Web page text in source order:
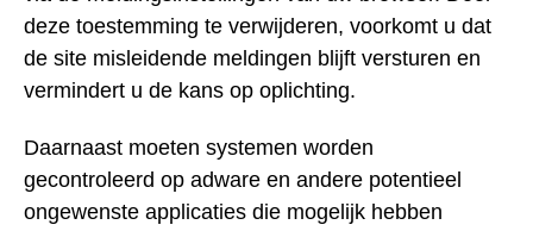
deze toestemming te verwijderen, voorkomt u dat
de site misleidende meldingen blijft versturen en
vermindert u de kans op oplichting.
Daarnaast moeten systemen worden
gecontroleerd op adware en andere potentieel
ongewenste applicaties die mogelijk hebben